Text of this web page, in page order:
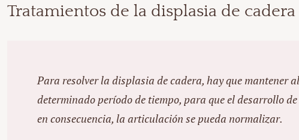
Tratamientos de la displasia de cadera
Para resolver la displasia de cadera, hay que mantener
determinado período de tiempo, para que el desarrollo
en consecuencia, la articulación se pueda normalizar.